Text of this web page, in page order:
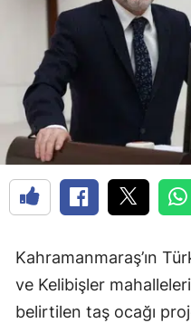
Kahramanmaraş’ın
ve Kelibişler
belirtilen taş ocağı